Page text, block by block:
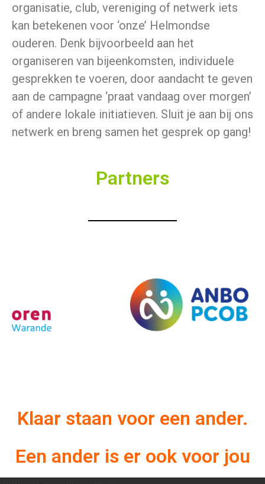
organisatie, club, vereniging of netwerk iets
kan betekenen voor ‘onze’ Helmondse
ouderen. Denk bijvoorbeeld aan het
organiseren van bijeenkomsten, individuele
gesprekken te voeren, door aandacht te geven
aan de campagne ‘praat vandaag over morgen’
of andere lokale initiatieven. Sluit je aan bij ons
netwerk en breng samen het gesprek op gang!
Partners
Klaar staan voor een ander.
Een ander is er ook voor jou